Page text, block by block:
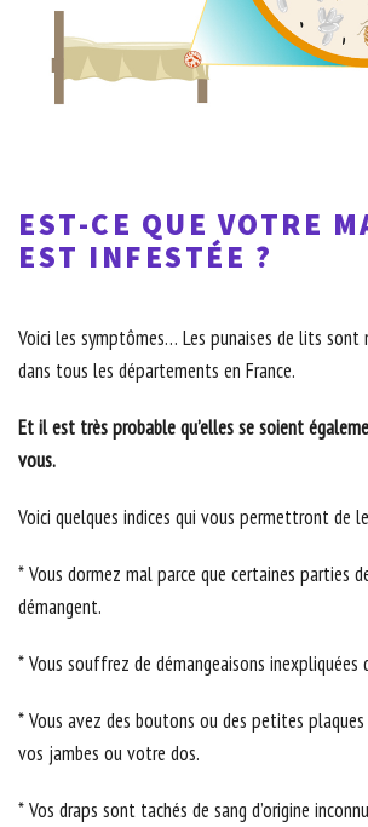
EST-CE QUE VOTRE
EST INFESTÉE ?
Voici les symptômes… Les punaises de lits sont
dans tous les départements en France.
Et il est très probable qu’elles se soient
vous.
Voici quelques indices qui vous permettront de
* Vous dormez mal parce que certaines parties
démangent.
* Vous souffrez de démangeaisons inexpliquées
* Vous avez des boutons ou des petites plaques
vos jambes ou votre dos.
* Vos draps sont tachés de sang d’origine